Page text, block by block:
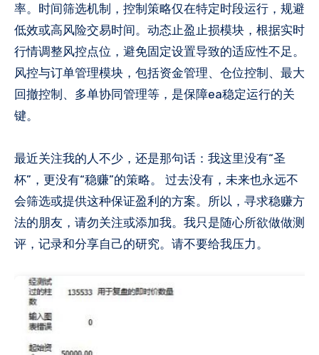
率。时间筛选机制，控制策略仅在特定时段运行，规避
低效或高风险交易时间。动态止盈止损模块，根据实时
行情调整风控点位，避免固定设置导致的适应性不足。
风控与订单管理模块，包括资金管理、仓位控制、最大
回撤控制、多单协同管理等，是保障ea稳定运行的关
键。
最近关注我的人不少，还是那句话：我这里没有“圣
杯”，更没有“稳赚”的策略。 过去没有，未来也永远不
会筛选或提供这种保证盈利的方案。所以，寻求稳赚方
法的朋友，请勿关注或添加我。我只是随心所欲做做测
评，记录和分享自己的研究。请不要给我压力。